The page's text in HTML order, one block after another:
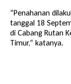
“Penahanan
tanggal 18
di Cabang Rutan
Timur,” katanya.